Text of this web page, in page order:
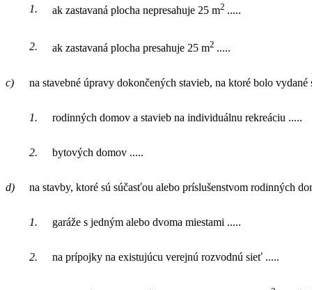
1. ak zastavaná plocha nepresahuje 25 m2 .....
2. ak zastavaná plocha presahuje 25 m2 .....
c) na stavebné úpravy dokončených stavieb, na ktoré bolo vydané
1. rodinných domov a stavieb na individuálnu rekreáciu .....
2. bytových domov .....
d) na stavby, ktoré sú súčasťou alebo príslušenstvom rodinných
1. garáže s jedným alebo dvoma miestami .....
2. na prípojky na existujúcu verejnú rozvodnú sieť .....